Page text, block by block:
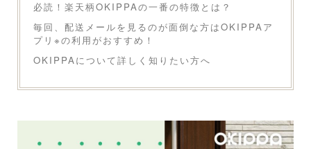
必読！楽天柄OKIPPAの一番の特徴とは？
毎回、配送メールを見るのが面倒な方はOKIPPAア
プリ※の利用がおすすめ！
OKIPPAについて詳しく知りたい方へ